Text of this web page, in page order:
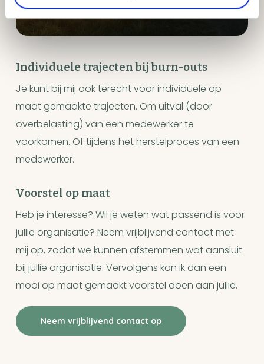
Individuele trajecten bij burn-outs
Je kunt bij mij ook terecht voor individuele op
maat gemaakte trajecten. Om uitval (door
overbelasting) van een medewerker te
voorkomen. Of tijdens het herstelproces van een
medewerker.
Voorstel op maat
Heb je interesse? Wil je weten wat passend is voor
jullie organisatie? Neem vrijblijvend contact met
mij op, zodat we kunnen afstemmen wat aansluit
bij jullie organisatie. Vervolgens kan ik dan een
mooi op maat gemaakt voorstel doen aan jullie.
Neem vrijblijvend contact op